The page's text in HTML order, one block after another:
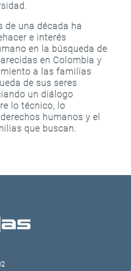
de una década ha
e interés
en la búsqueda de
en Colombia y
a las familias
de sus seres
un diálogo
lo técnico, lo
humanos y el
que buscan.